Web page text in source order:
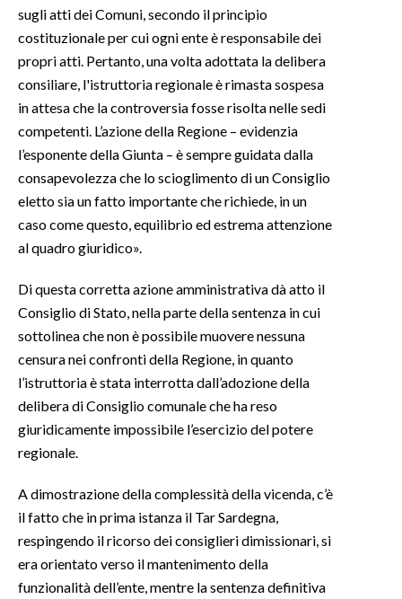
sugli atti dei Comuni, secondo il principio
costituzionale per cui ogni ente è responsabile dei
propri atti. Pertanto, una volta adottata la delibera
consiliare, l'istruttoria regionale è rimasta sospesa
in attesa che la controversia fosse risolta nelle sedi
competenti. L’azione della Regione – evidenzia
l’esponente della Giunta – è sempre guidata dalla
consapevolezza che lo scioglimento di un Consiglio
eletto sia un fatto importante che richiede, in un
caso come questo, equilibrio ed estrema attenzione
al quadro giuridico».
Di questa corretta azione amministrativa dà atto il
Consiglio di Stato, nella parte della sentenza in cui
sottolinea che non è possibile muovere nessuna
censura nei confronti della Regione, in quanto
l’istruttoria è stata interrotta dall’adozione della
delibera di Consiglio comunale che ha reso
giuridicamente impossibile l’esercizio del potere
regionale.
A dimostrazione della complessità della vicenda, c’è
il fatto che in prima istanza il Tar Sardegna,
respingendo il ricorso dei consiglieri dimissionari, si
era orientato verso il mantenimento della
funzionalità dell’ente, mentre la sentenza definitiva